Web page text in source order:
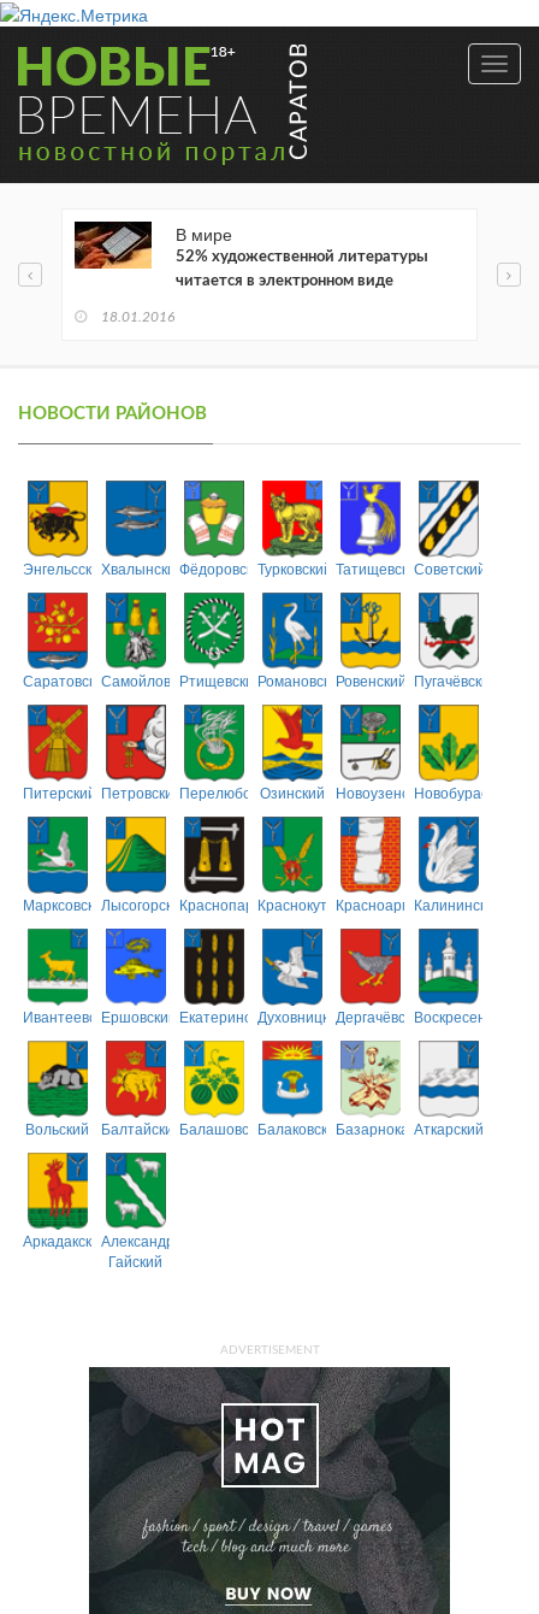
В мире
52% художественной литературы
читается в электронном виде
18.01.2016
НОВОСТИ РАЙОНОВ
ЭнгельсскийХвалынскийФёдоровскийТурковский ТатищевскийСоветский
СаратовскийСамойловскийРтищевскийРомановскийРовенский Пугачёвский
Питерский ПетровскийПерелюбскийОзинский НовоузенскийНовобурасский
МарксовскийЛысогорскийКраснопартизанский
КраснокутскийКрасноармейский
Калининский
ИвантеевскийЕршовский ЕкатериновскийДуховницкийДергачёвскийВоскресенский
Вольский БалтайскийБалашовскийБалаковскийБазарнокарабулакский
Аткарский
АркадакскийАлександрово-
Гайский
ADVERTISEMENT